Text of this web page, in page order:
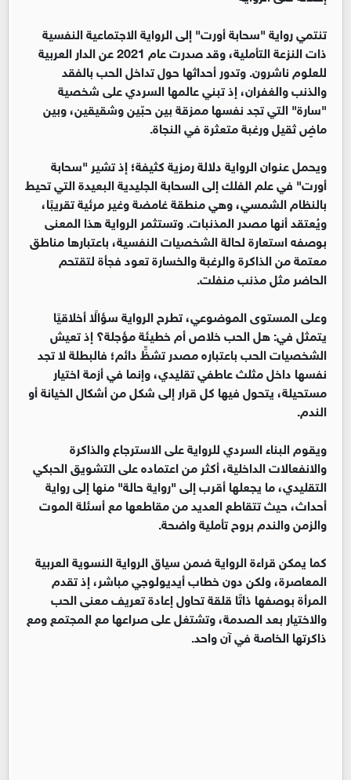
تنتمي رواية "سحابة أورت" إلى الرواية الاجتماعية النفسية
ذات النزعة التأملية، وقد صدرت عام 2021 عن الدار العربية
للعلوم ناشرون. وتدور أحداثها حول تداخل الحب بالفقد
والذنب والغفران، إذ تبني عالمها السردي على شخصية
"سارة" التي تجد نفسها ممزقة بين حبّين وشقيقين، وبين
ماضٍ ثقيل ورغبة متعثرة في النجاة.
ويحمل عنوان الرواية دلالة رمزية كثيفة؛ إذ تشير "سحابة
أورت" في علم الفلك إلى السحابة الجليدية البعيدة التي تحيط
بالنظام الشمسي، وهي منطقة غامضة وغير مرئية تقريبًا،
ويُعتقد أنها مصدر المذنبات. وتستثمر الرواية هذا المعنى
بوصفه استعارة لحالة الشخصيات النفسية، باعتبارها مناطق
معتمة من الذاكرة والرغبة والخسارة تعود فجأة لتقتحم
الحاضر مثل مذنب منفلت.
وعلى المستوى الموضوعي، تطرح الرواية سؤالًا أخلاقيًا
يتمثل في: هل الحب خلاص أم خطيئة مؤجلة؟ إذ تعيش
الشخصيات الحب باعتباره مصدر تشظٍّ دائم؛ فالبطلة لا تجد
نفسها داخل مثلث عاطفي تقليدي، وإنما في أزمة اختيار
مستحيلة، يتحول فيها كل قرار إلى شكل من أشكال الخيانة أو
الندم.
ويقوم البناء السردي للرواية على الاسترجاع والذاكرة
والانفعالات الداخلية، أكثر من اعتماده على التشويق الحبكي
التقليدي، ما يجعلها أقرب إلى "رواية حالة" منها إلى رواية
أحداث، حيث تتقاطع العديد من مقاطعها مع أسئلة الموت
والزمن والندم بروح تأملية واضحة.
كما يمكن قراءة الرواية ضمن سياق الرواية النسوية العربية
المعاصرة، ولكن دون خطاب أيديولوجي مباشر، إذ تقدم
المرأة بوصفها ذاتًا قلقة تحاول إعادة تعريف معنى الحب
والاختيار بعد الصدمة، وتشتغل على صراعها مع المجتمع ومع
ذاكرتها الخاصة في آن واحد.